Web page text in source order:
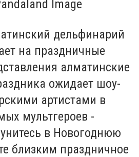
дельфинарий
на праздничные
алматинские
ожидает шоу-
артистами в
мультгероев -
в Новогоднюю
близким праздничное